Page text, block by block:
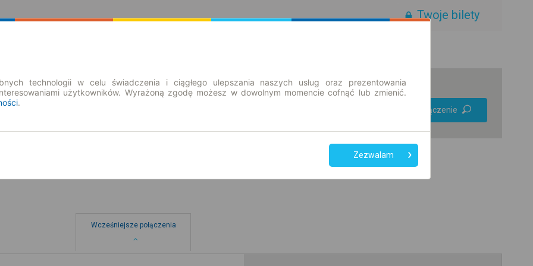
Twoje bilety
Znajdź połączenie
Wcześniejsze połączenia
technologii w celu świadczenia i ciągłego ulepszania naszych usług oraz prezentowania
użytkowników. Wyrażoną zgodę możesz w dowolnym momencie cofnąć lub zmienić.
.
Zezwalam